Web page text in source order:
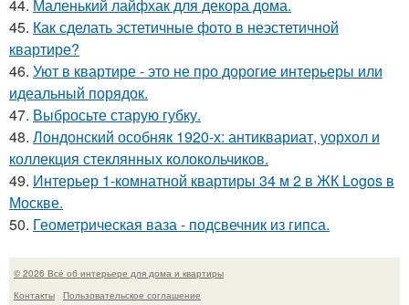
44. Маленький лайфхак для декора дома.
45. Как сделать эстетичные фото в неэстетичной
квартире?
46. Уют в квартире - это не про дорогие интерьеры или
идеальный порядок.
47. Выбросьте старую губку.
48. Лондонский особняк 1920-х: антиквариат, уорхол и
коллекция стеклянных колокольчиков.
49. Интерьер 1-комнатной квартиры 34 м 2 в ЖК Logos в
Москве.
50. Геометрическая ваза - подсвечник из гипса.
© 2026 Всё об интерьере для дома и квартиры
Контакты
Пользовательское соглашение